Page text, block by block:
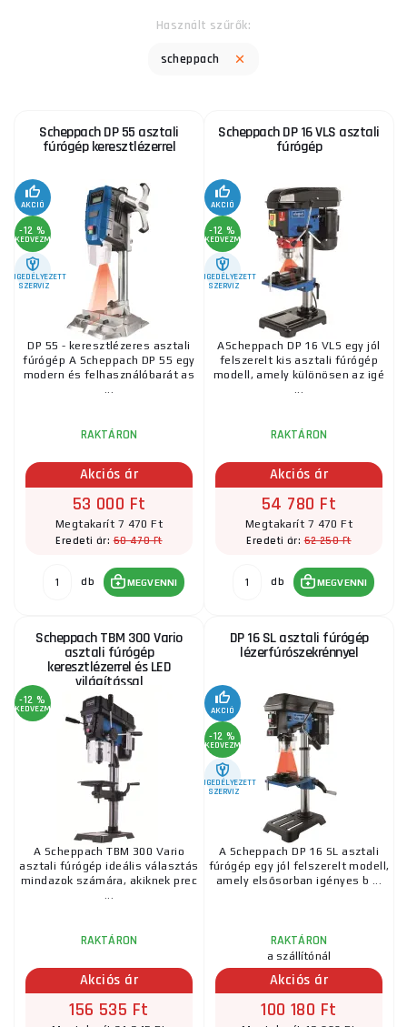
Használt szűrők:
scheppach
Scheppach DP 55 asztali
fúrógép keresztlézerrel
AKCIÓ
-12 %
KEDVEZMÉNY
ENGEDÉLYEZETT
SZERVIZ
DP 55 - keresztlézeres asztali
fúrógép A Scheppach DP 55 egy
modern és felhasználóbarát as
...
RAKTÁRON
Akciós ár
53 000 Ft
Megtakarít 7 470 Ft
Eredeti ár:60 470 Ft
db MEGVENNI
Scheppach DP 16 VLS asztali
fúrógép
AKCIÓ
-12 %
KEDVEZMÉNY
ENGEDÉLYEZETT
SZERVIZ
AScheppach DP 16 VLS egy jól
felszerelt kis asztali fúrógép
modell, amely különösen az igé
...
RAKTÁRON
Akciós ár
54 780 Ft
Megtakarít 7 470 Ft
Eredeti ár:62 250 Ft
db MEGVENNI
Scheppach TBM 300 Vario
asztali fúrógép
keresztlézerrel és LED
világítással
-12 %
KEDVEZMÉNY
A Scheppach TBM 300 Vario
asztali fúrógép ideális választás
mindazok számára, akiknek prec
...
RAKTÁRON
Akciós ár
156 535 Ft
DP 16 SL asztali fúrógép
lézerfúrószekrénnyel
AKCIÓ
-12 %
KEDVEZMÉNY
ENGEDÉLYEZETT
SZERVIZ
A Scheppach DP 16 SL asztali
fúrógép egy jól felszerelt modell,
amely elsősorban igényes b ...
RAKTÁRON
a szállítónál
Akciós ár
100 180 Ft